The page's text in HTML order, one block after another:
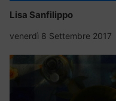
Lisa Sanfilippo
venerdì 8 Settembre 2017